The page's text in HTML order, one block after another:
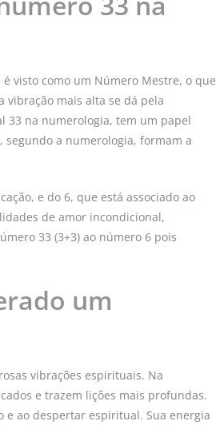
visto como um Número Mestre, o que
vibração mais alta se dá pela
33 na numerologia, tem um papel
a numerologia, formam a
e do 6, que está associado ao
de amor incondicional,
33 (3+3) ao número 6 pois
um
vibrações espirituais. Na
e trazem lições mais profundas.
e ao despertar espiritual. Sua energia